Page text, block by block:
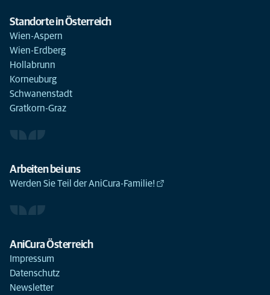
Standorte in Österreich
Wien-Aspern
Wien-Erdberg
Hollabrunn
Korneuburg
Schwanenstadt
Gratkorn-Graz
Arbeiten bei uns
Werden Sie Teil der AniCura-Familie!
AniCura Österreich
Impressum
Datenschutz
Newsletter